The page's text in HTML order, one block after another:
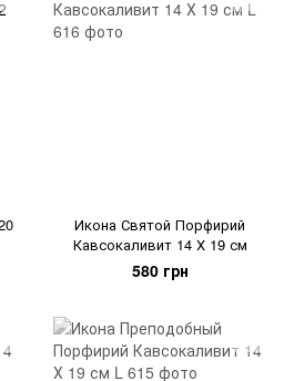
Икона Святой Порфирий
Кавсокаливит 14 Х 19 см
580 грн